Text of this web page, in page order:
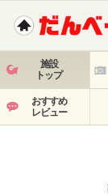
施設
トップ
おすすめ
レビュー